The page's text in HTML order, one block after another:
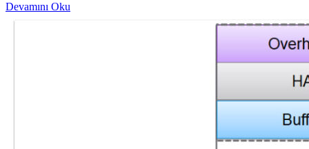
Devamını Oku